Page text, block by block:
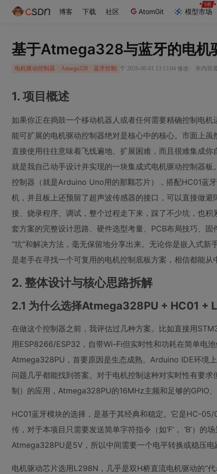
博客 下载 社区 AtomGit 模型市场
基于Atmega328与蓝牙的电机
电机驱动控制器 Atmega328 蓝牙控制 于 2026-06-01 13:13:04 修改 · 本内容
1. 项目概述
如果你正在捣鼓一个移动机器人或者任何需要精确控制电
能可扩展的电机驱动控制器绝对是核心中的核心。市面上
直接使用往往意味着飞线遍地、扩展困难，而且很难集成
就是我自己动手设计并实现的一块集成式电机驱动控制器
控制器（就是Arduino Uno用的那颗芯片），搭配HC01蓝
机，并且板上还预留了超声波传感器的接口，可以直接做
接、烧录程序、调试，整个过程走下来，踩了不少坑，也
套方案的完整设计思路、硬件选型考量、PCB布局技巧、
“坑”和解决方法，毫无保留地分享出来。无论你是嵌入式
是老手在寻找一个可复用的电机控制底板方案，相信都能从
2. 整体设计与核心思路拆解
2.1 为什么选择Atmega328PU + HC01 +
在做这个控制器之前，我评估过几种方案。比如直接用
用ESP8266/ESP32，自带Wi-Fi但实时性和功耗在简单电
Atmega328PU，首要原因是生态成熟。Arduino IDE环境
问题几乎都能找到答案。对于电机控制这种对实时性有要
制）的应用，Atmega328PU的16MHz主频和足够的GPIO
HC01蓝牙模块的选择，是基于其经典和稳定。它是HC-
传，对于本项目只需要发送简单字符指令（如‘F’， ‘B’）
Atmega328PU是5V，所以中间需要一个电平转换或稳压
电机驱动芯片选用L298N，几乎是双H桥直流电机驱动的“